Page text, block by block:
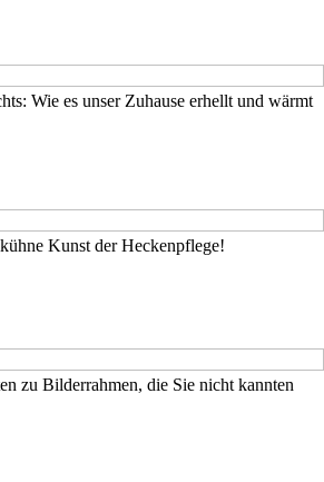
Wie es unser Zuhause erhellt und wärmt
Kunst der Heckenpflege!
zu Bilderrahmen, die Sie nicht kannten